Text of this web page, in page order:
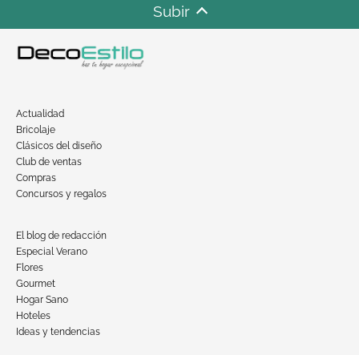
Subir
Actualidad
Bricolaje
Clásicos del diseño
Club de ventas
Compras
Concursos y regalos
El blog de redacción
Especial Verano
Flores
Gourmet
Hogar Sano
Hoteles
Ideas y tendencias